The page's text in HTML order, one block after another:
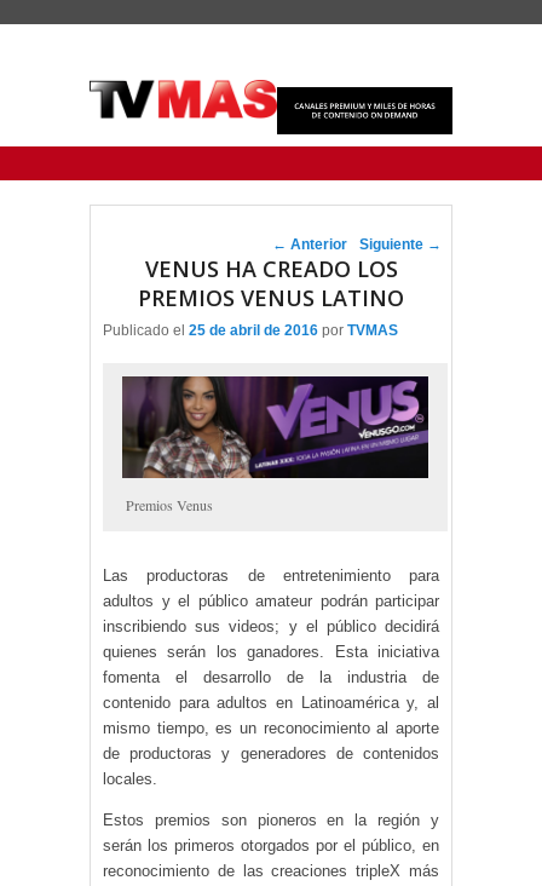
Navegador de artículos
← Anterior Siguiente →
VENUS HA CREADO LOS
PREMIOS VENUS LATINO
Publicado el 25 de abril de 2016 por TVMAS
Premios Venus
Las productoras de entretenimiento para
adultos y el público amateur podrán participar
inscribiendo sus videos; y el público decidirá
quienes serán los ganadores. Esta iniciativa
fomenta el desarrollo de la industria de
contenido para adultos en Latinoamérica y, al
mismo tiempo, es un reconocimiento al aporte
de productoras y generadores de contenidos
locales.
Estos premios son pioneros en la región y
serán los primeros otorgados por el público, en
reconocimiento de las creaciones tripleX más